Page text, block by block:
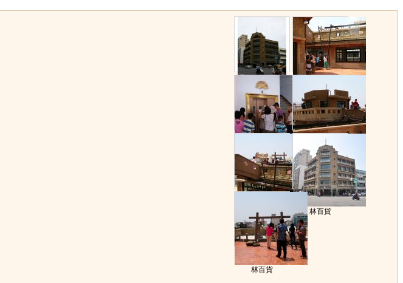
林百貨 林百貨
林百貨 林百貨
林百貨 林百貨
林百貨